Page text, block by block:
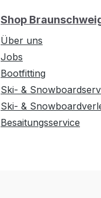
Shop
Über uns
Jobs
Bootfitting
Ski- &
Ski- &
Besaitungsservice